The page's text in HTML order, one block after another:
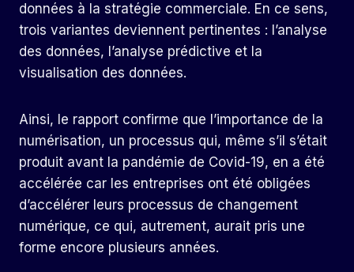
données à la stratégie commerciale. En ce sens,
trois variantes deviennent pertinentes : l’analyse
des données, l’analyse prédictive et la
visualisation des données.
Ainsi, le rapport confirme que l’importance de la
numérisation, un processus qui, même s’il s’était
produit avant la pandémie de Covid-19, en a été
accélérée car les entreprises ont été obligées
d’accélérer leurs processus de changement
numérique, ce qui, autrement, aurait pris une
forme encore plusieurs années.